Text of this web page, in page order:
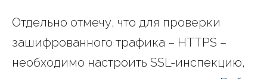
Отдельно отмечу, что для проверки
зашифрованного трафика – HTTPS –
необходимо настроить SSL-инспекцию,